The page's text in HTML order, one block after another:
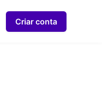
Criar conta